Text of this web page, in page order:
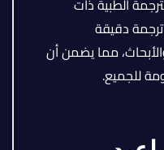
دقيقة
مما يضمن أن
للجميع.